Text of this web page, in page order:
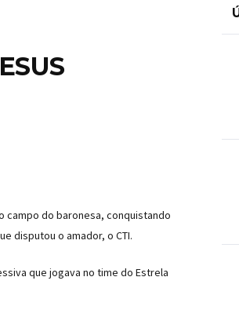
campo do baronesa, conquistando
disputou o amador, o CTI.
que jogava no time do Estrela